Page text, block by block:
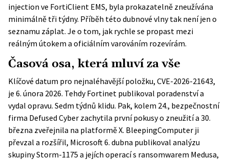
injection ve FortiClient EMS, byla prokazatelně zneužívána
minimálně tři týdny. Příběh této dubnové vlny tak není jen o
seznamu záplat. Je o tom, jak rychle se propast mezi
reálným útokem a oficiálním varováním rozevírám.
Časová osa, která mluví za vše
Klíčové datum pro nejnaléhavější položku, CVE-2026-21643,
je 6. února 2026. TehdyFortinet publikoval poradenstvía
vydal opravu. Sedm týdnů klidu. Pak, kolem 24., bezpečnostní
firma Defused Cyber ​​zachytila ​​první pokusy o zneužití a 30.
března zveřejnila na platformě X. BleepingComputer ji
převzal a rozšířil, Microsoft 6. dubna publikoval analýzu
skupiny Storm-1175 a jejích operací s ransomwarem Medusa,